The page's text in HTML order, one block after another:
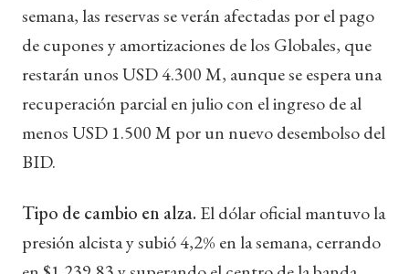
semana, las reservas se verán afectadas por el pago
de cupones y amortizaciones de los Globales, que
restarán unos USD 4.300 M, aunque se espera una
recuperación parcial en julio con el ingreso de al
menos USD 1.500 M por un nuevo desembolso del
BID.
Tipo de cambio en alza. El dólar oficial mantuvo la
presión alcista y subió 4,2% en la semana, cerrando